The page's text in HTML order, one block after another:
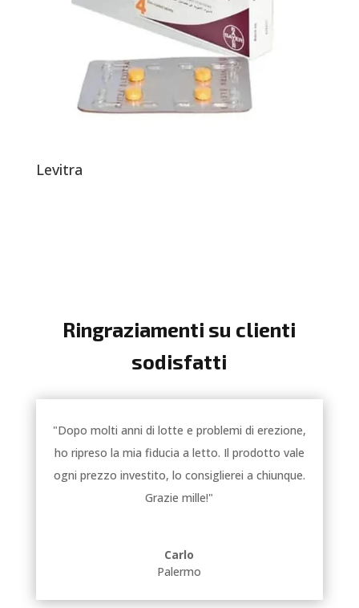
Levitra
Ringraziamenti su clienti
sodisfatti
"Dopo molti anni di lotte e problemi di erezione,
ho ripreso la mia fiducia a letto. Il prodotto vale
ogni prezzo investito, lo consiglierei a chiunque.
Grazie mille!"
Carlo
Palermo